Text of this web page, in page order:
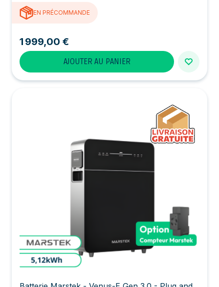
EN PRÉCOMMANDE
1 999,00 €
AJOUTER AU PANIER